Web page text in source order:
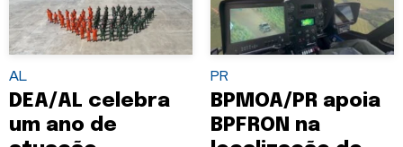
AL
DEA/AL celebra
um ano de
PR
BPMOA/PR apoia
BPFRON na